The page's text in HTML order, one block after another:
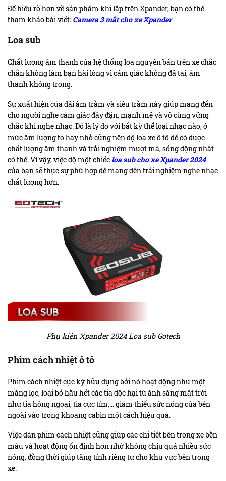
Để hiểu rõ hơn về sản phẩm khi lắp trên Xpander, bạn có thể
tham khảo bài viết: Camera 3 mắt cho xe Xpander
Loa sub
Chất lượng âm thanh của hệ thống loa nguyên bản trên xe chắc
chắn không làm bạn hài lòng vì cảm giác không đã tai, âm
thanh không trong.
Sự xuất hiện của dải âm trầm và siêu trầm này giúp mang đến
cho người nghe cảm giác đầy đặn, mạnh mẽ và vô cùng vững
chắc khi nghe nhạc. Đó là lý do với bất kỳ thể loại nhạc nào, ở
mức âm lượng to hay nhỏ cũng nên độ loa xe ô tôđể có được
chất lượng âm thanh và trải nghiệm mượt mà, sống động nhất
có thể. Vì vậy, việc độ một chiếcloa sub cho xe Xpander 2024
của bạn sẽ thực sự phù hợp để mang đến trải nghiệm nghe nhạc
chất lượng hơn.
Phụ kiện Xpander 2024 Loa sub Gotech
Phim cách nhiệt ô tô
Phim cách nhiệt cực kỳ hữu dụng bởi nó hoạt động như một
màng lọc, loại bỏ hầu hết các tia độc hại từ ánh sáng mặt trời
như tia hồng ngoại, tia cực tím,… giảm thiểu sức nóng của bên
ngoài vào trong khoang cabin một cách hiệu quả.
Việc dán phim cách nhiệt cũng giúp các chi tiết bên trong xe bền
màu và hoạt động ổn định hơn nhờ không chịu quá nhiều sức
nóng, đồng thời giúp tăng tính riêng tư cho khu vực bên trong
xe.